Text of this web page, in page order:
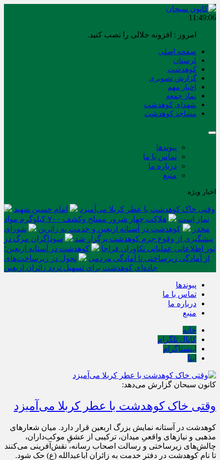
11:49:07
امروز : افزونه جلالی را نصب کنید.
صفحه اصلی
لرستان
کوهدشت
گزارش تصویری
اخبار مهم
نماز جمعه
شهدای کوهدشت
مساجد کوهدشت
پیوندها
تماس با ما
درباره ما
منبع
اخبار ویژه
وقتی خاک کوهدشت با عطر کربلا می‌آمیزد
امام حسین شهید
نماز است
هلاکت چهار شرور مسلح وکشف ۷۰۰ کیلوگرم مواد
مخدر
کوهدشت در آستانه اربعین و خدمت‌ به زائرین
شورای
پیشگیری از وقوع جرم کوهدشت برگزار شد
سوداگران مرگ در
تور اطلاعاتی عملیاتی تکاوران فراجا
کوهدشت در آستانه اربعین؛
از آمادگی زیرساختی تا آمادگی مردمی
تحول در زیرساخت‌های
جاده‌ای کوهدشت برای تسهیل تردد زائران اربعین
پیوندها
تماس با ما
درباره ما
منبع
خانه
کانال تلگرام
اینستاگرام
ایتا
کانون سبحان گزارش می‌دهد:
وقتی خاک کوهدشت با عطر کربلا می‌آمیزد
کوهدشت در آستانه نمایش بزرگ اربعین قرار دارد. میان شعارهای
مذهبی و نیازهای واقعیِ میدان، ترکیبی از عشقِ موکب‌داران،
چالش‌های زیرساختی و رسالت اصحاب رسانه، نقش‌آفرینی می‌کنند
تا نام کوهدشت در دفتر خدمت به زائران اباعبدالله (ع) حک شود.